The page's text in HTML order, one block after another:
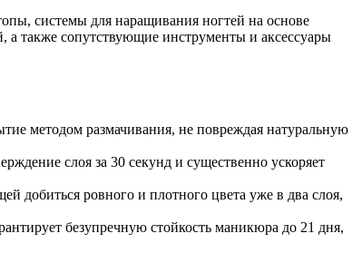
системы для наращивания ногтей на основе
а также сопутствующие инструменты и аксессуары
методом размачивания, не повреждая натуральную
слоя за 30 секунд и существенно ускоряет
добиться ровного и плотного цвета уже в два слоя,
безупречную стойкость маникюра до 21 дня,